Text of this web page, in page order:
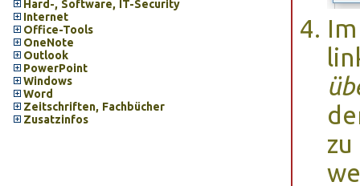
Hard-, Software, IT-Security
Internet
Office-Tools
OneNote
Outlook
PowerPoint
Windows
Word
Zeitschriften, Fachbücher
Zusatzinfos